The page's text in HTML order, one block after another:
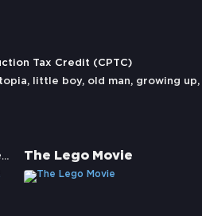
Tax Credit (CPTC)
, little boy, old man, growing up,
Drachenzähmen leicht gemacht 2 The Lego Movie